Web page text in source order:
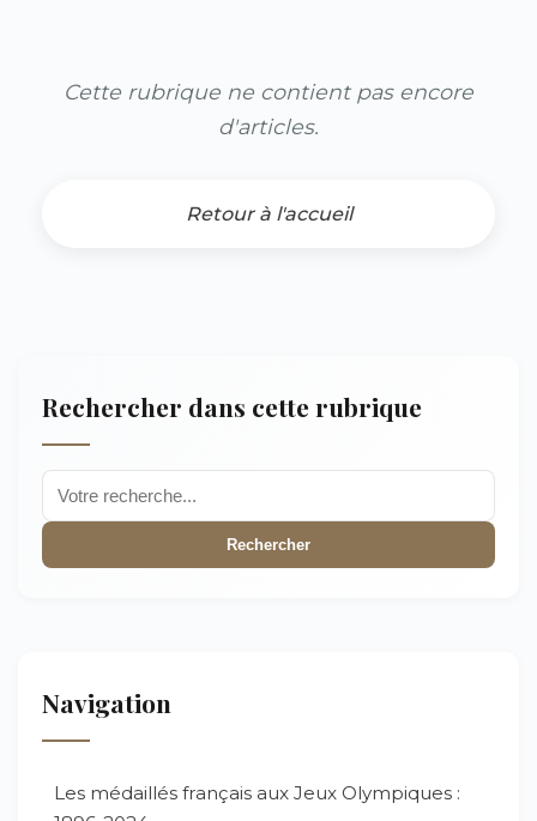
Cette rubrique ne contient pas encore
d'articles.
Retour à l'accueil
Rechercher dans cette rubrique
Rechercher
Navigation
Les médaillés français aux Jeux Olympiques :